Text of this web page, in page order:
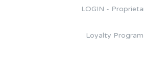
LOGIN -
Loyalty Program